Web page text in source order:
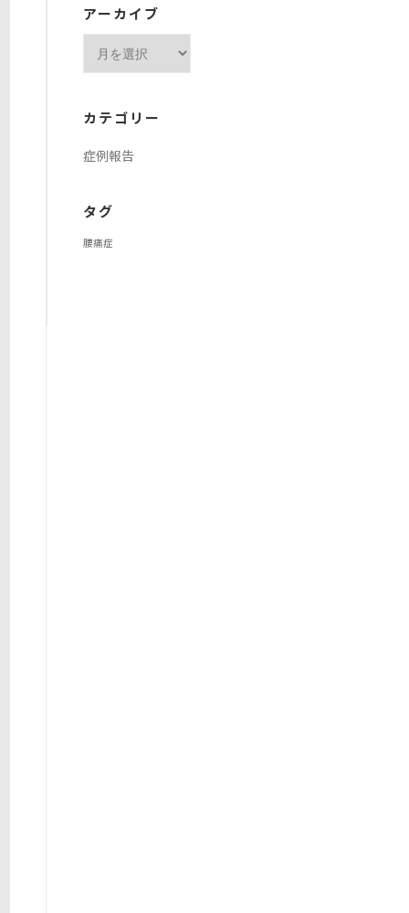
アーカイブ
ブ
カテゴリー
症例報告
タグ
腰痛症